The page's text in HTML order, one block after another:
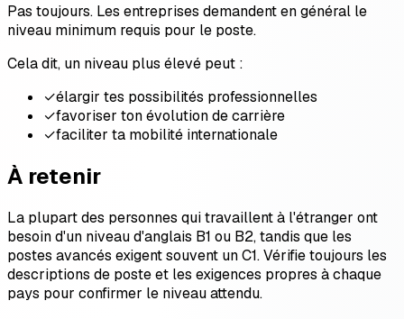
Pas toujours. Les entreprises demandent en général le
niveau minimum requis pour le poste.
Cela dit, un niveau plus élevé peut :
✓élargir tes possibilités professionnelles
✓favoriser ton évolution de carrière
✓faciliter ta mobilité internationale
À retenir
La plupart des personnes qui travaillent à l'étranger ont
besoin d'un niveau d'anglais B1 ou B2, tandis que les
postes avancés exigent souvent un C1. Vérifie toujours les
descriptions de poste et les exigences propres à chaque
pays pour confirmer le niveau attendu.